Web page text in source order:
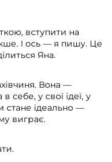
вступити на
І ось — я пишу. Це
Яна.
Вона —
себе, у свої ідеї, у
стане ідеально —
виграє.